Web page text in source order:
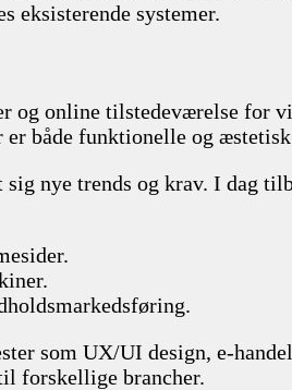
eksisterende systemer.
online tilstedeværelse for
er både funktionelle og
nye trends og krav. I dag
som UX/UI design, e-
forskellige brancher.